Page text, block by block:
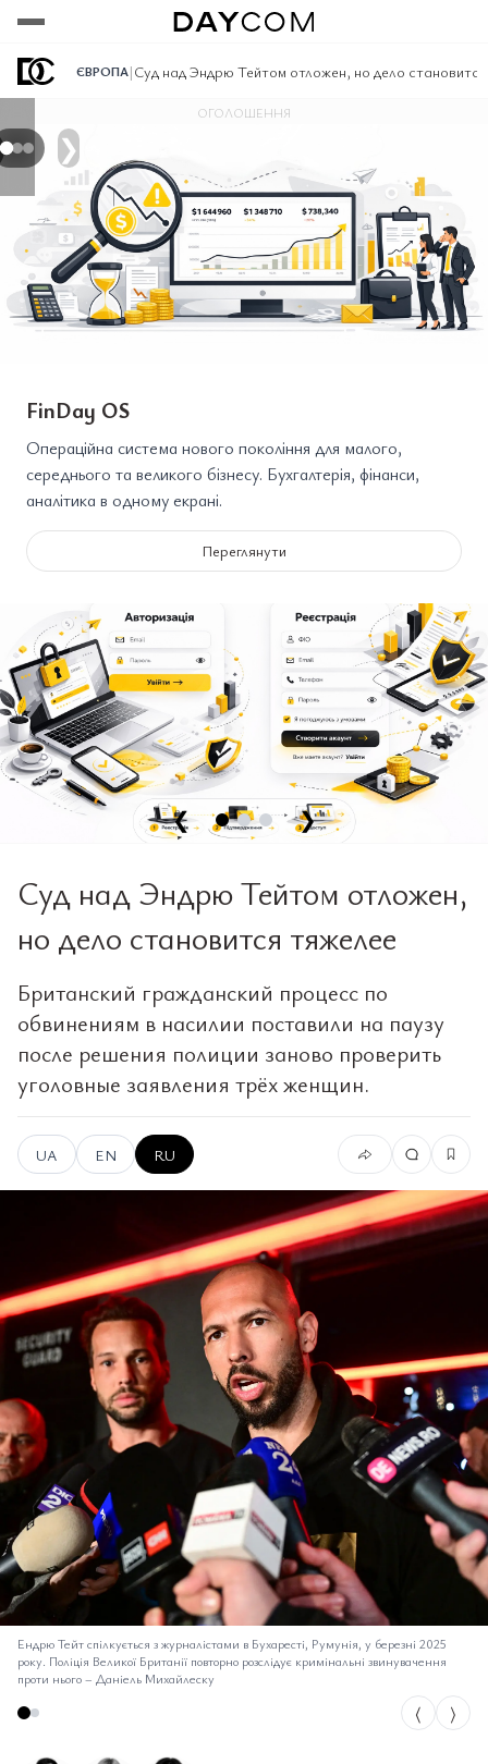
ЄВРОПА|Суд над Эндрю Тейтом отложен, но дело
Переглянути
Переглянути
Переглянути
❯
ОГОЛОШЕННЯ
FinDay OS
Операційна система нового покоління для малого,
середнього та великого бізнесу. Бухгалтерія, фінанси,
аналітика в одному екрані.
Переглянути
❮ ❯
Суд над Эндрю Тейтом отложен,
но дело становится тяжелее
Британский гражданский процесс по
обвинениям в насилии поставили на паузу
после решения полиции заново проверить
уголовные заявления трёх женщин.
UA EN RU
Ендрю Тейт спілкується з журналістами в Бухаресті, Румунія, у березні 2025
року. Поліція Великої Британії повторно розслідує кримінальні звинувачення
проти нього– Даніель Михайлеску
⟨ ⟩